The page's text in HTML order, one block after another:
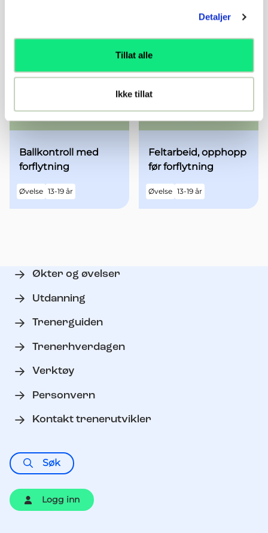
Detaljer
Tillat alle
Ikke tillat
ballen etter innlegg
Ballkontroll med
forflytning
Øvelse 13-19 år
Feltarbeid, opphopp
før forflytning
Øvelse 13-19 år
Økter og øvelser
Utdanning
Trenerguiden
Trenerhverdagen
Verktøy
Personvern
Kontakt trenerutvikler
Søk
Logg inn